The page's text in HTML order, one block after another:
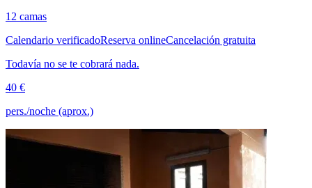
12 camas
Calendario verificadoReserva onlineCancelación gratuita
Todavía no se te cobrará nada.
40 €
pers./noche (aprox.)